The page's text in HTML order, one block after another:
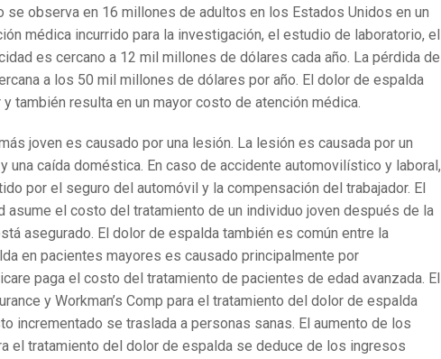
se observa en 16 millones de adultos en los Estados Unidos en un
médica incurrido para la investigación, el estudio de laboratorio, el
es cercano a 12 mil millones de dólares cada año. La pérdida de
a los 50 mil millones de dólares por año. El dolor de espalda
también resulta en un mayor costo de atención médica.
joven es causado por una lesión. La lesión es causada por un
una caída doméstica. En caso de accidente automovilístico y laboral,
por el seguro del automóvil y la compensación del trabajador. El
asume el costo del tratamiento de un individuo joven después de la
asegurado. El dolor de espalda también es común entre la
en pacientes mayores es causado principalmente por
paga el costo del tratamiento de pacientes de edad avanzada. El
y Workman’s Comp para el tratamiento del dolor de espalda
incrementado se traslada a personas sanas. El aumento de los
el tratamiento del dolor de espalda se deduce de los ingresos